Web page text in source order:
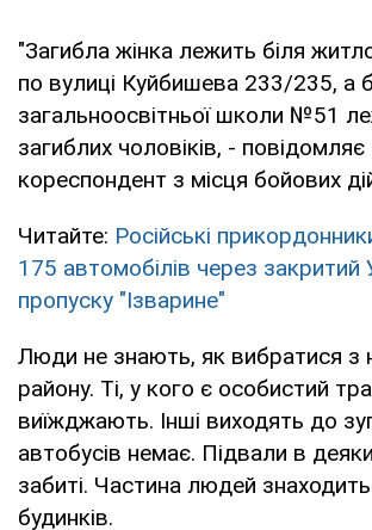
"Загибла жінка лежить біля
по вулиці Куйбишева 233/235, а
загальноосвітньої школи №51
загиблих чоловіків, - повідомляє
кореспондент з місця бойових
Читайте: Російські
175 автомобілів через закритий
пропуску "Ізварине"
Люди не знають, як вибратися з
району. Ті, у кого є особистий
виїжджають. Інші виходять до
автобусів немає. Підвали в
забиті. Частина людей
будинків.